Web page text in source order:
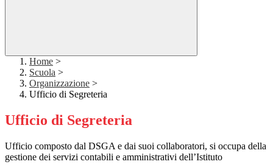
Home >
Scuola >
Organizzazione >
Ufficio di Segreteria
Ufficio di Segreteria
Ufficio composto dal DSGA e dai suoi collaboratori, si occupa della
gestione dei servizi contabili e amministrativi dell’Istituto